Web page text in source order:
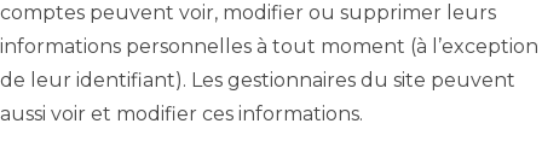
comptes peuvent voir, modifier ou supprimer leurs
informations personnelles à tout moment (à l’exception
de leur identifiant). Les gestionnaires du site peuvent
aussi voir et modifier ces informations.